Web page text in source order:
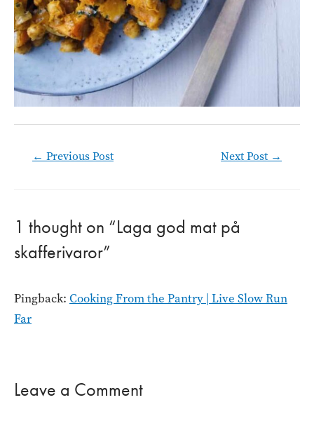
← Previous Post Next Post →
1 thought on “Laga god mat på
skafferivaror”
Pingback: Cooking From the Pantry | Live Slow Run
Far
Leave a Comment